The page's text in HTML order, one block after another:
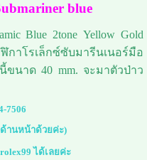
blue
Blue 2tone Yellow Gold
กาโรเล็กซ์ซับมารีนเนอร์มือ
นาด 40 mm. จะมาตัวป่าว
7506
ด้านหน้าด้วยค่ะ)
ได้เลยค่ะ